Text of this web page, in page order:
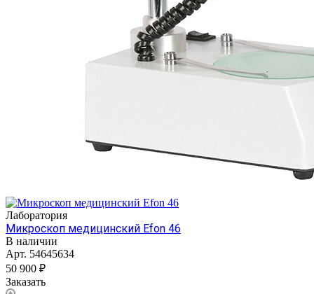
Лаборатория
Микроскоп медицинский Efon 46
В наличии
Арт. 54645634
50 900 ₽
Заказать